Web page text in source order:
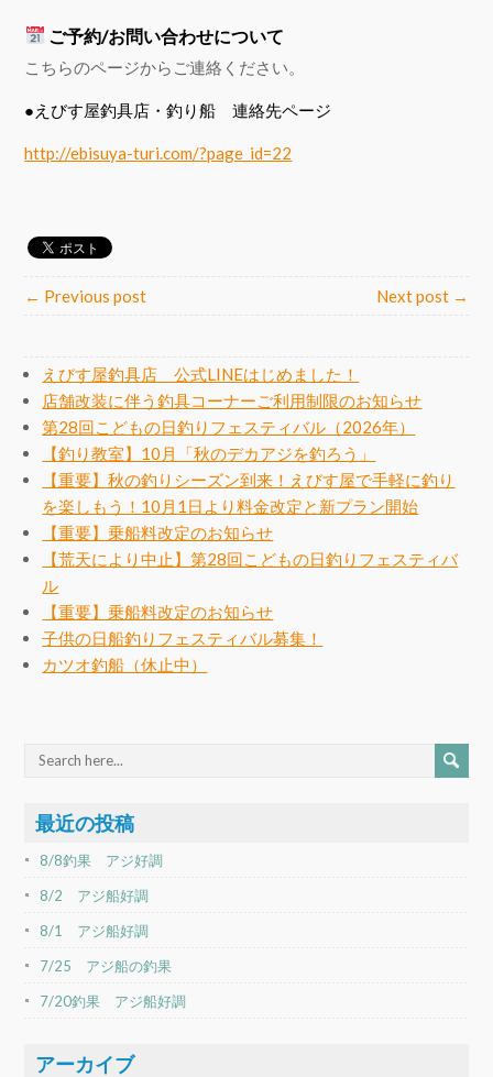
ご予約/お問い合わせについて
こちらのページからご連絡ください。
●えびす屋釣具店・釣り船 連絡先ページ
http://ebisuya-turi.com/?page_id=22
← Previous post Next post →
えびす屋釣具店 公式LINEはじめました！
店舗改装に伴う釣具コーナーご利用制限のお知らせ
第28回こどもの日釣りフェスティバル（2026年）
【釣り教室】10月「秋のデカアジを釣ろう」
【重要】秋の釣りシーズン到来！えびす屋で手軽に釣り
を楽しもう！10月1日より料金改定と新プラン開始
【重要】乗船料改定のお知らせ
【荒天により中止】第28回こどもの日釣りフェスティバ
ル
【重要】乗船料改定のお知らせ
子供の日船釣りフェスティバル募集！
カツオ釣船（休止中）
最近の投稿
8/8釣果 アジ好調
8/2 アジ船好調
8/1 アジ船好調
7/25 アジ船の釣果
7/20釣果 アジ船好調
アーカイブ